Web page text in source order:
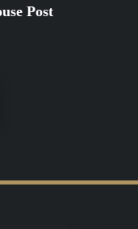
Post